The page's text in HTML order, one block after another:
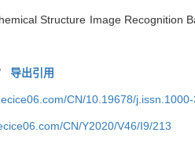
Structure Image Recognition
导出引用
CN/10.19678/
CN/Y2020/V46/I9/213